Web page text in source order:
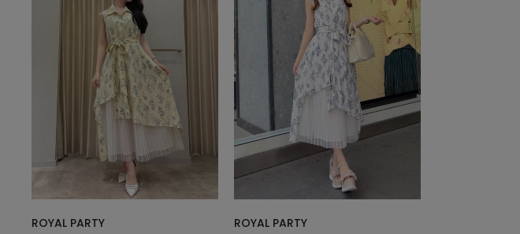
ROYAL PARTY
ROYAL PARTY